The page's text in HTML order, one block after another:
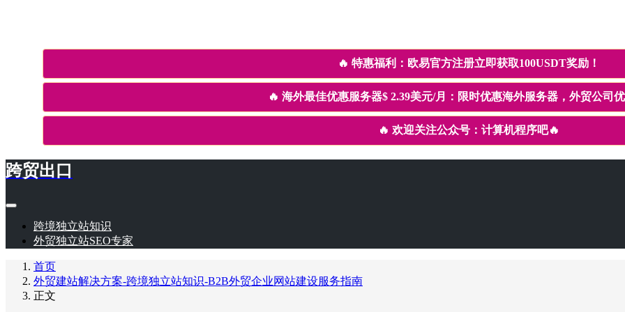
🔥 特惠福利：欧易官方注册立即获取100USDT奖励！
🔥 海外最佳优惠服务器$ 2.39美元/月：限时优惠海外服务器，外贸公司优
🔥 欢迎关注公众号：计算机程序吧🔥
跨贸出口
跨境独立站知识
外贸独立站SEO专家
首页
外贸建站解决方案-跨境独立站知识-B2B外贸企业网站建设服务指南
正文